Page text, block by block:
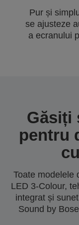
Pur și
se ajusteze
a ecranului
Găsiți
pentru
Toate modelele
LED 3-Colour,
integrat și
Sound by